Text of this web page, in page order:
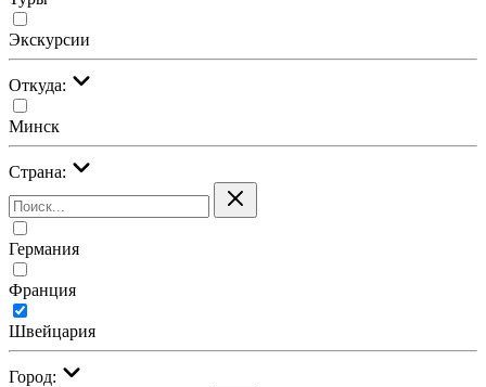
Экскурсии
Откуда:
Минск
Страна:
Германия
Франция
Швейцария
Город: